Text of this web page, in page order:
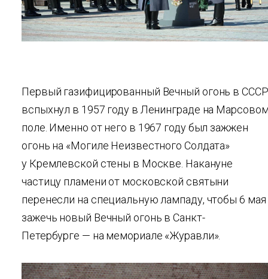
Первый газифицированный Вечный огонь в СССР
вспыхнул в 1957 году в Ленинграде на
поле. Именно от него в 1967 году был зажжен
огонь на «Могиле Неизвестного Солдата»
у Кремлевской стены в Москве. Накануне
частицу пламени от московской святыни
перенесли на специальную лампаду, чтобы 6 мая
зажечь новый Вечный огонь в Санкт-
Петербурге — на мемориале «Журавли».